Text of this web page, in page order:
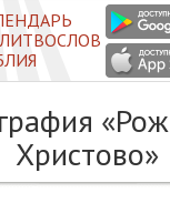
Христово»